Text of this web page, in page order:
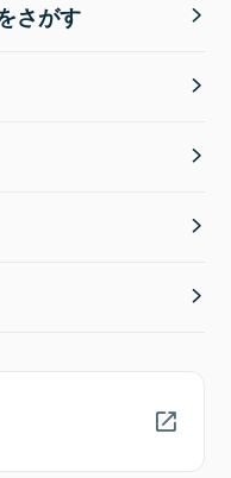
さがす